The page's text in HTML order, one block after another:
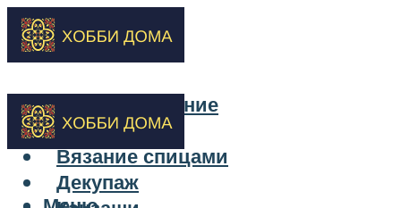
Бисероплетение
Вышивка
Вязание спицами
Декупаж